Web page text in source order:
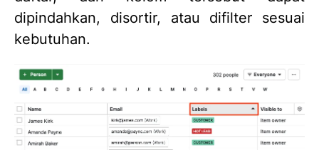
dipindahkan, disortir, atau difilter sesuai
kebutuhan.